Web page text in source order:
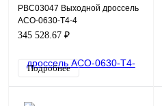
PBC03047 Выходной дроссель
ACO-0630-T4-4
345 528.67 ₽
Подробнее